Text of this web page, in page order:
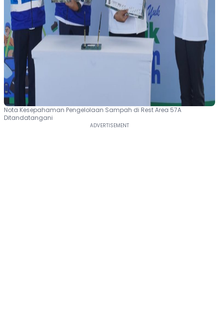
Nota Kesepahaman Pengelolaan Sampah di Rest Area 57A
Ditandatangani